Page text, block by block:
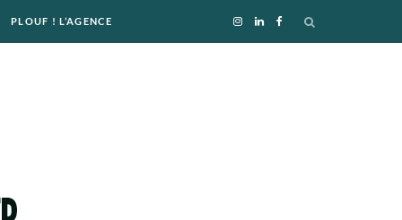
I L
PLOUF ! L’AGENCE